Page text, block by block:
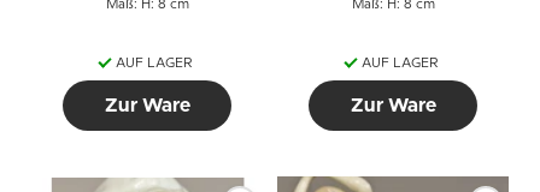
Maß: H: 8 cm
AUF LAGER
Zur Ware
Maß: H: 8 cm
AUF LAGER
Zur Ware